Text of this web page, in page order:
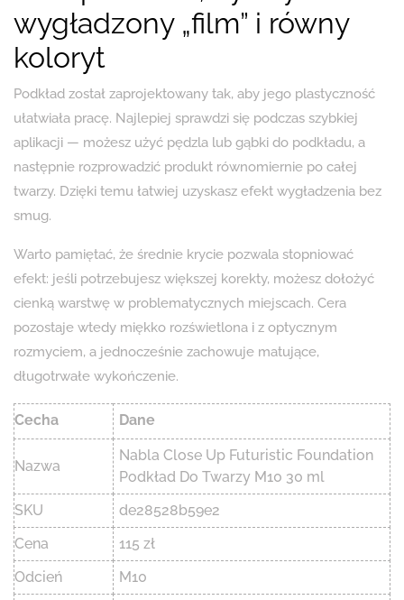
wygładzony „film” i równy
koloryt
Podkład został zaprojektowany tak, aby jego plastyczność
ułatwiała pracę. Najlepiej sprawdzi się podczas szybkiej
aplikacji — możesz użyć pędzla lub gąbki do podkładu, a
następnie rozprowadzić produkt równomiernie po całej
twarzy. Dzięki temu łatwiej uzyskasz efekt wygładzenia bez
smug.
Warto pamiętać, że średnie krycie pozwala stopniować
efekt: jeśli potrzebujesz większej korekty, możesz dołożyć
cienką warstwę w problematycznych miejscach. Cera
pozostaje wtedy miękko rozświetlona i z optycznym
rozmyciem, a jednocześnie zachowuje matujące,
długotrwałe wykończenie.
Cecha Dane
Nazwa
Nabla Close Up Futuristic Foundation
Podkład Do Twarzy M10 30 ml
SKU
de28528b59e2
Cena
115 zł
Odcień
M10